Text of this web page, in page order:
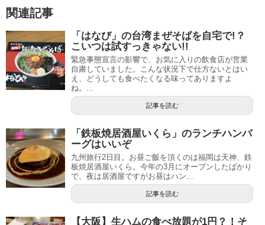
関連記事
「はなび」の台湾まぜそばを自宅で!？
こいつは試すっきゃない!!
緊急事態宣言の影響で、お気に入りの飲食店が営業
自粛していました。こんな状況下で仕方ないとはい
え、どうしても食べたくなる味ってありますよ
ね。...
記事を読む
「鉄板焼居酒屋いくら」のランチハンバ
ーグはいいぞ
九州旅行2日目。お昼ご飯を頂くのは福岡は天神、鉄
板焼居酒屋いくら。今年の3月にオープンしたばかり
で、夜は居酒屋ですがお昼はハン...
記事を読む
【大阪】生ハムの食べ放題が1円？！そ